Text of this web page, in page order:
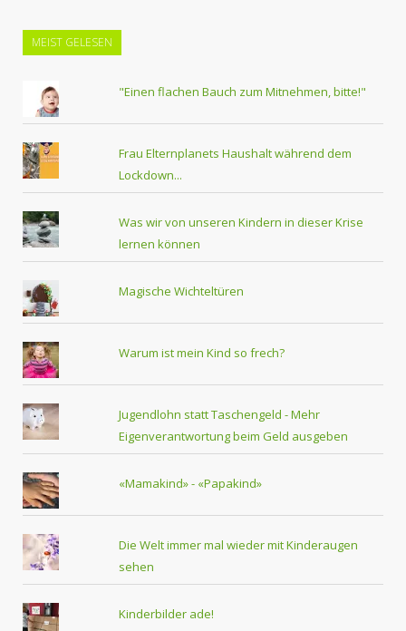
MEIST GELESEN
"Einen flachen Bauch zum Mitnehmen, bitte!"
Frau Elternplanets Haushalt während dem
Lockdown...
Was wir von unseren Kindern in dieser Krise
lernen können
Magische Wichteltüren
Warum ist mein Kind so frech?
Jugendlohn statt Taschengeld - Mehr
Eigenverantwortung beim Geld ausgeben
«Mamakind» - «Papakind»
Die Welt immer mal wieder mit Kinderaugen
sehen
Kinderbilder ade!